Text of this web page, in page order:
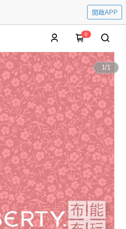
開啟APP
0
1/1